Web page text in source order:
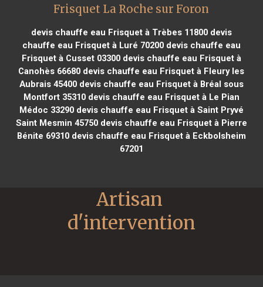
Frisquet La Roche sur Foron
devis chauffe eau Frisquet à Trèbes 11800devis
chauffe eau Frisquet à Luré 70200devis chauffe eau
Frisquet à Cusset 03300devis chauffe eau Frisquet à
Canohès 66680 devis chauffe eau Frisquet à Fleury les
Aubrais 45400devis chauffe eau Frisquet à Bréal sous
Montfort 35310devis chauffe eau Frisquet à Le Pian
Médoc 33290devis chauffe eau Frisquet à Saint Pryvé
Saint Mesmin 45750devis chauffe eau Frisquet à Pierre
Bénite 69310devis chauffe eau Frisquet à Eckbolsheim
67201
Artisan
d'intervention